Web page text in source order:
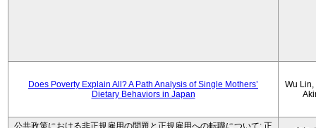
Does Poverty Explain All? A Path Analysis of Single Mothers’
Dietary Behaviors in Japan
Wu Lin,
公共政策における非正規雇用の問題と正規雇用への転職について: 正